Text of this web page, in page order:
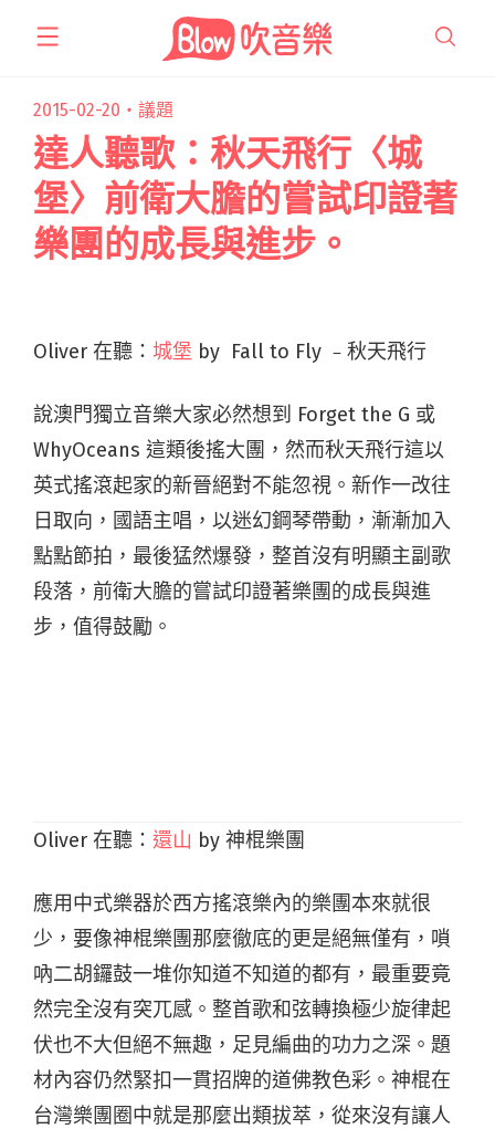
2015-02-20・ 議題
達人聽歌：秋天飛行〈城
堡〉前衛大膽的嘗試印證著
樂團的成長與進步。
Oliver 在聽： 城堡 by Fall to Fly ﹣秋天飛行
說澳門獨立音樂大家必然想到 Forget the G 或
WhyOceans 這類後搖大團，然而秋天飛行這以
英式搖滾起家的新晉絕對不能忽視。新作一改往
日取向，國語主唱，以迷幻鋼琴帶動，漸漸加入
點點節拍，最後猛然爆發，整首沒有明顯主副歌
段落，前衛大膽的嘗試印證著樂團的成長與進
步，值得鼓勵。
Oliver 在聽： 還山 by 神棍樂團
應用中式樂器於西方搖滾樂內的樂團本來就很
少，要像神棍樂團那麼徹底的更是絕無僅有，嗩
吶二胡鑼鼓一堆你知道不知道的都有，最重要竟
然完全沒有突兀感。整首歌和弦轉換極少旋律起
伏也不大但絕不無趣，足見編曲的功力之深。題
材內容仍然緊扣一貫招牌的道佛教色彩。神棍在
台灣樂團圈中就是那麼出類拔萃，從來沒有讓人